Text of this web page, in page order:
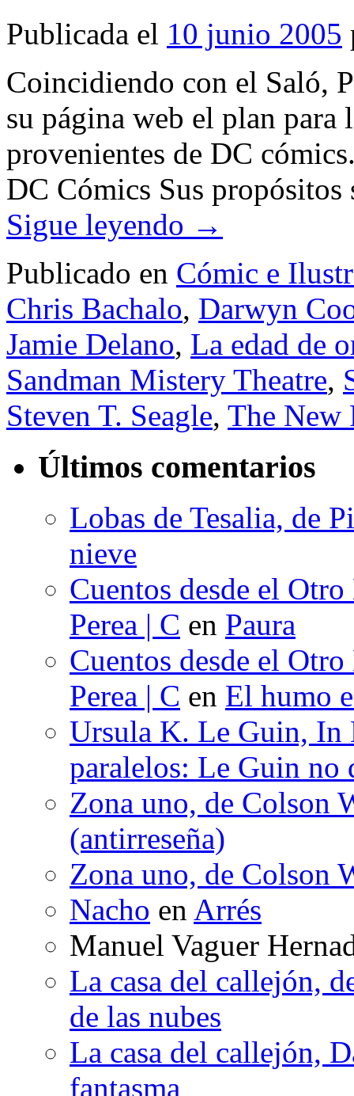
Publicada el 10 junio 2005
Coincidiendo con el Saló,
su página web el plan para
provenientes de DC
DC Cómics Sus
Sigue leyendo →
Publicado en Cómic e
Chris Bachalo, Darwyn
Jamie Delano, La edad de
Sandman Mistery Theatre,
Steven T. Seagle, The New
Últimos comentarios
Lobas de Tesalia, de
nieve
Cuentos desde el
Perea | C en Paura
Cuentos desde el
Perea | C en El humo
Ursula K. Le Guin, In
paralelos: Le Guin no
Zona uno, de Colson
(antirreseña)
Zona uno, de Colson
Nacho en Arrés
Manuel Vaguer
La casa del callejón,
de las nubes
La casa del callejón,
fantasma